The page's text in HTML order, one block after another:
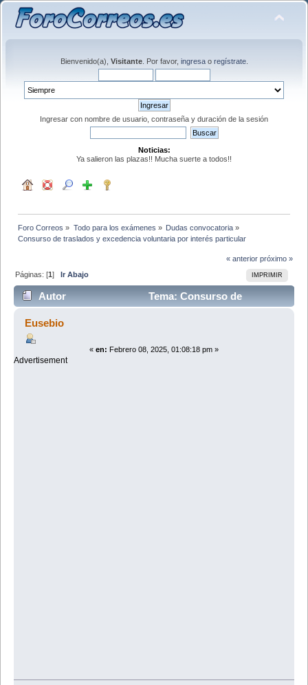
Bienvenido(a), Visitante. Por favor, ingresao regístrate.
Ingresar con nombre de usuario, contraseña y duración de la sesión
Noticias:
Ya salieron las plazas!! Mucha suerte a todos!!
Foro Correos » Todo para los exámenes » Dudas convocatoria»
Consurso de traslados y excedencia voluntaria por interés particular
« anterior próximo »
IMPRIMIR
Páginas: [1]Ir Abajo
Autor
Tema: Consurso de
traslados y excedencia voluntaria por interés particular
(Leído 3496 veces)
Eusebio
« en: Febrero 08, 2025, 01:08:18 pm »
Advertisement